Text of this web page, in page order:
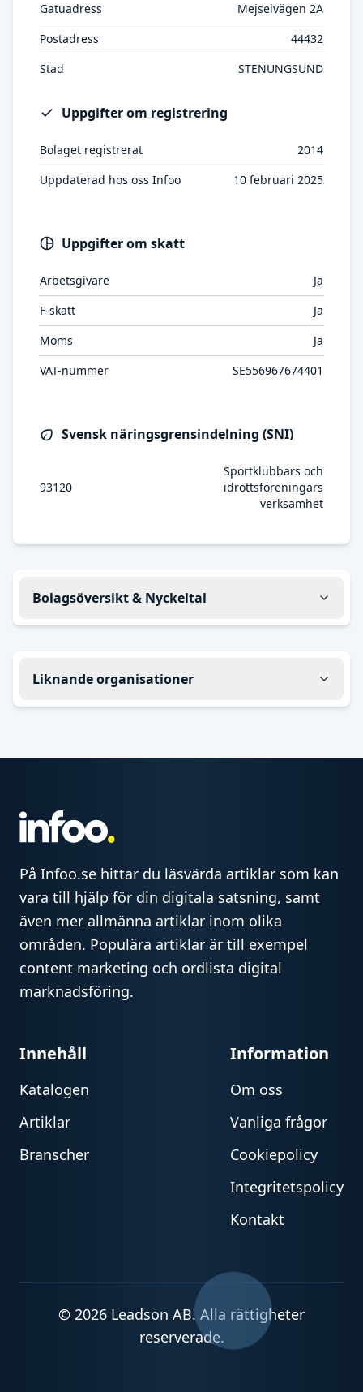
Gatuadress
Mejselvägen 2A
Postadress
44432
Stad
STENUNGSUND
Uppgifter om registrering
Bolaget registrerat
2014
Uppdaterad hos oss Infoo
10 februari 2025
Uppgifter om skatt
Arbetsgivare
Ja
F-skatt
Ja
Moms
Ja
VAT-nummer
SE556967674401
Svensk näringsgrensindelning (SNI)
93120
Sportklubbars och
idrottsföreningars
verksamhet
Bolagsöversikt & Nyckeltal
Liknande organisationer
På Infoo.se hittar du läsvärda artiklar som kan
vara till hjälp för din digitala satsning, samt
även mer allmänna artiklar inom olika
områden. Populära artiklar är till exempel
content marketing och ordlista digital
marknadsföring.
Innehåll
Katalogen
Artiklar
Branscher
Information
Om oss
Vanliga frågor
Cookiepolicy
Integritetspolicy
Kontakt
© 2026 Leadson AB. Alla rättigheter
reserverade.